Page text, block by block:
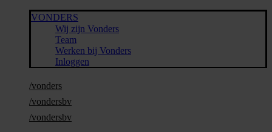
VONDERS
Wij zijn Vonders
Team
Werken bij Vonders
Inloggen
/vonders
/vondersbv
/vondersbv